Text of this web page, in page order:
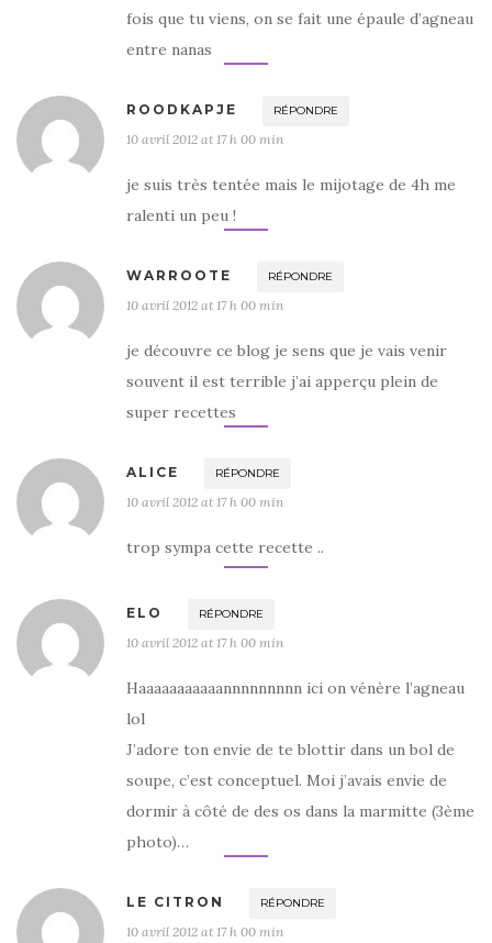
fois que tu viens, on se fait une épaule d’agneau
entre nanas
ROODKAPJE RÉPONDRE
10 avril 2012 at 17 h 00 min
je suis très tentée mais le mijotage de 4h me
ralenti un peu !
WARROOTE RÉPONDRE
10 avril 2012 at 17 h 00 min
je découvre ce blog je sens que je vais venir
souvent il est terrible j’ai apperçu plein de
super recettes
ALICE RÉPONDRE
10 avril 2012 at 17 h 00 min
trop sympa cette recette ..
ELO RÉPONDRE
10 avril 2012 at 17 h 00 min
Haaaaaaaaaaannnnnnnnn ici on vénère l’agneau
lol
J’adore ton envie de te blottir dans un bol de
soupe, c’est conceptuel. Moi j’avais envie de
dormir à côté de des os dans la marmitte (3ème
photo)…
LE CITRON RÉPONDRE
10 avril 2012 at 17 h 00 min